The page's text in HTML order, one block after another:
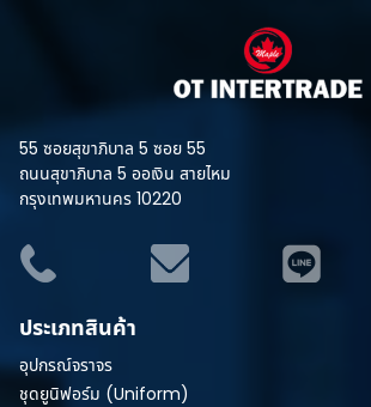
55 ซอยสุขาภิบาล 5 ซอย 55
ถนนสุขาภิบาล 5 ออเงิน สายไหม
กรุงเทพมหานคร 10220
ประเภทสินค้า
อุปกรณ์จราจร
ชุดยูนิฟอร์ม (Uniform)